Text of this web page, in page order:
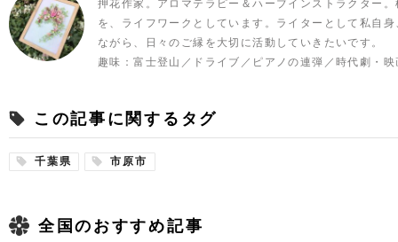
押花作家。アロマテラピー＆ハーブインストラクター
を、ライフワークとしています。ライターとして私自
ながら、日々のご縁を大切に活動していきたいです。
趣味：富士登山／ドライブ／ピアノの連弾／時代劇・
この記事に関するタグ
千葉県 市原市
全国のおすすめ記事